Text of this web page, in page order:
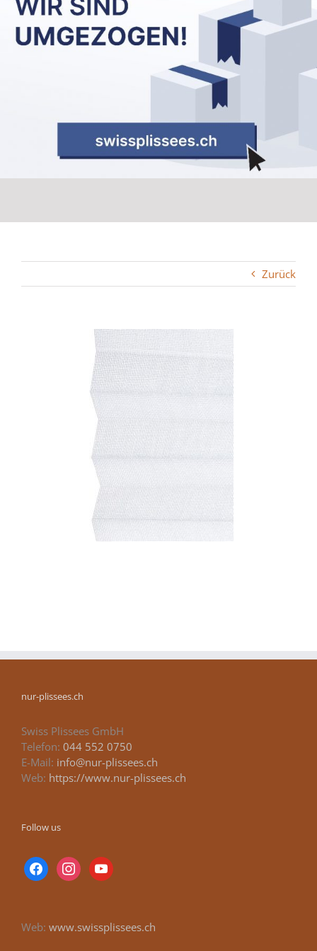
Zurück
nur-plissees.ch
Swiss Plissees GmbH
Telefon: 044 552 0750
E-Mail: info@nur-plissees.ch
Web: https://www.nur-plissees.ch
Follow us
facebookinstagramyoutube
Web: www.swissplissees.ch